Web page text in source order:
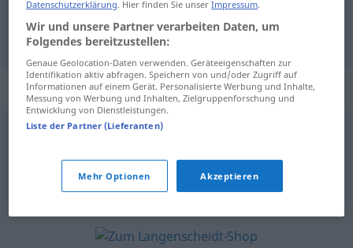
sichwinden serpentearcamino, ríotb
Synonyme für "serpentear"
© OpenThesaurus-es
Datenschutzerklärung. Hier finden Sie unserImpressum.
Wir und unsere Partner verarbeiten Daten, um
Folgendes bereitzustellen:
Genaue Geolocation-Daten verwenden. Geräteeigenschaften zur
Identifikation aktiv abfragen. Speichern von und/oder Zugriff auf
Informationen auf einem Gerät. Personalisierte Werbung und Inhalte,
Messung von Werbung und Inhalten, Zielgruppenforschung und
Entwicklung von Dienstleistungen.
Liste der Partner (Lieferanten)
Mehr Optionen Akzeptieren